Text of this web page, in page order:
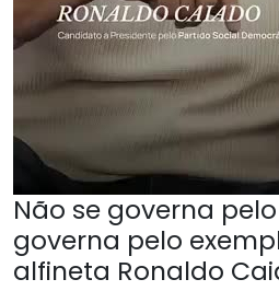
Não se governa
governa pelo
alfineta Ronaldo